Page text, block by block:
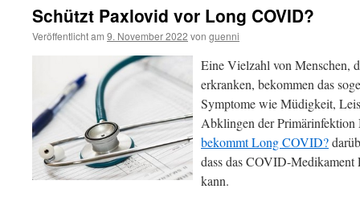
Schützt Paxlovid vor Long COVID?
Veröffentlicht am 9. November 2022 von guenni
Eine Vielzahl von Menschen,
erkranken, bekommen das
Symptome wie Müdigkeit,
Abklingen der
bekommt Long COVID?
dass das COVID-
kann.